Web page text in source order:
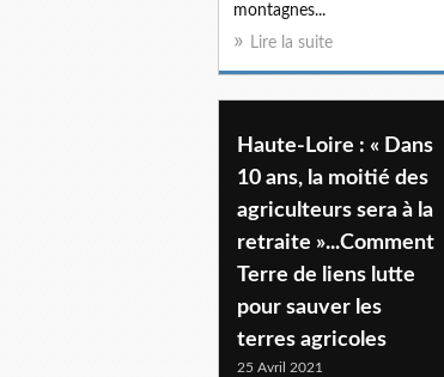
montagnes...
Lire la suite
Haute-Loire : « Dans
10 ans, la moitié des
agriculteurs sera à la
retraite »...Comment
Terre de liens lutte
pour sauver les
terres agricoles
25 Avril 2021